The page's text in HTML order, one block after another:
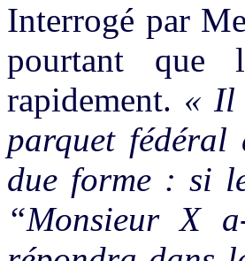
Interrogé par
pourtant que
rapidement. « Il
parquet fédéral
due forme : si
“Monsieur X